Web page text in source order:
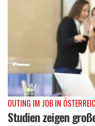
OUTING IM JOB IN
Studien zeigen